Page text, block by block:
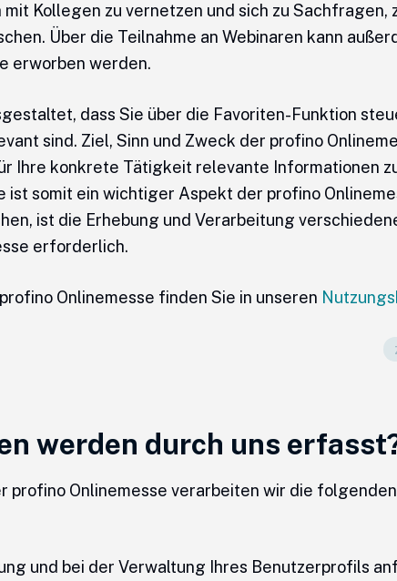
Kollegen zu vernetzen und sich zu Sachfragen,
Über die Teilnahme an Webinaren kann
erworben werden.
dass Sie über die Favoriten-Funktion
sind. Ziel, Sinn und Zweck der profino
Ihre konkrete Tätigkeit relevante Informationen
somit ein wichtiger Aspekt der profino
ist die Erhebung und Verarbeitung
erforderlich.
Onlinemesse finden Sie in unseren
werden durch uns
profino Onlinemesse verarbeiten wir die
und bei der Verwaltung Ihres Benutzerprofils